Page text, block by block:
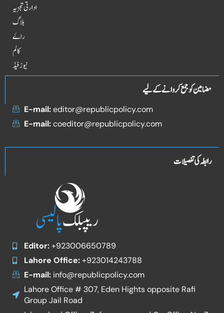
ادارتی تجزیہ
بلاگ
راۓ
کالم
نیوز فیڈ
مضامین کو جمع کروانے کے لیے
E-mail:editor@republicpolicy.com
E-mail:coeditor@republicpolicy.com
رابطہ کی تفصیلات
Editor:+923006650789
Lahore Office:+923014243788
E-mail:info@republicpolicy.com
Lahore Office # 307, Eden Hights opposite Rafi
Group Jail Road